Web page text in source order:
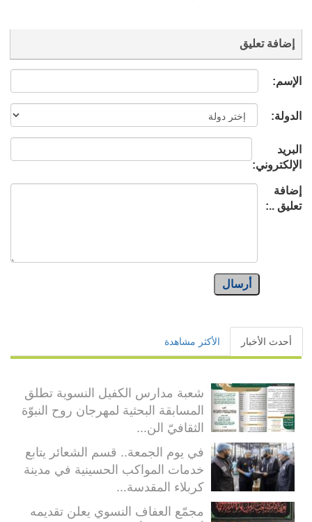
إضافة تعليق
الإسم:
الدولة:
البريد
الإلكتروني:
إضافة
تعليق ..:
أرسال
أحدث الأخبار الأكثر مشاهدة
شعبة مدارس الكفيل النسوية تطلق
المسابقة البحثية لمهرجان روح النبوّة
الثقافيّ الن...
في يوم الجمعة.. قسم الشعائر يتابع
خدمات المواكب الحسينية في مدينة
كربلاء المقدسة...
مجمّع العفاف النسوي يعلن تقديمه